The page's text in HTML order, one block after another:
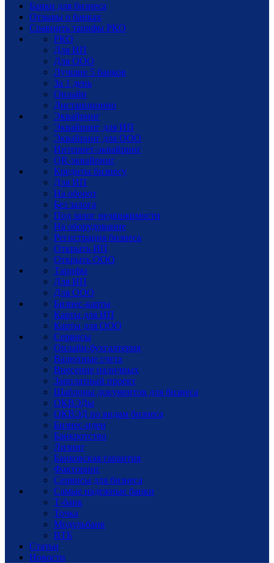
Банки для бизнеса
Отзывы о банках
Сравнить тарифы РКО
РКО
Для ИП
Для ООО
Лучшие 5 банков
За 1 день
Онлайн
Дистанционно
Эквайринг
Эквайринг для ИП
Эквайринг для ООО
Интернет-эквайринг
QR-эквайринг
Кредиты бизнесу
Для ИП
На оборот
Без залога
Под залог недвижимости
На оборудование
Регистрация бизнеса
Открыть ИП
Открыть ООО
Тарифы
Для ИП
Для ООО
Бизнес-карты
Карты для ИП
Карты для ООО
Сервисы
Онлайн-бухгалтерия
Валютные счета
Внесение наличных
Зарплатный проект
Шаблоны документов для бизнеса
ОКВЭДы
ОКВЭД по видам бизнеса
Бизнес-идеи
Банкротство
Лизинг
Банковская гарантия
Факторинг
Сервисы для бизнеса
Самые надежные банки
Т-банк
Точка
Модульбанк
ВТБ
Статьи
Новости